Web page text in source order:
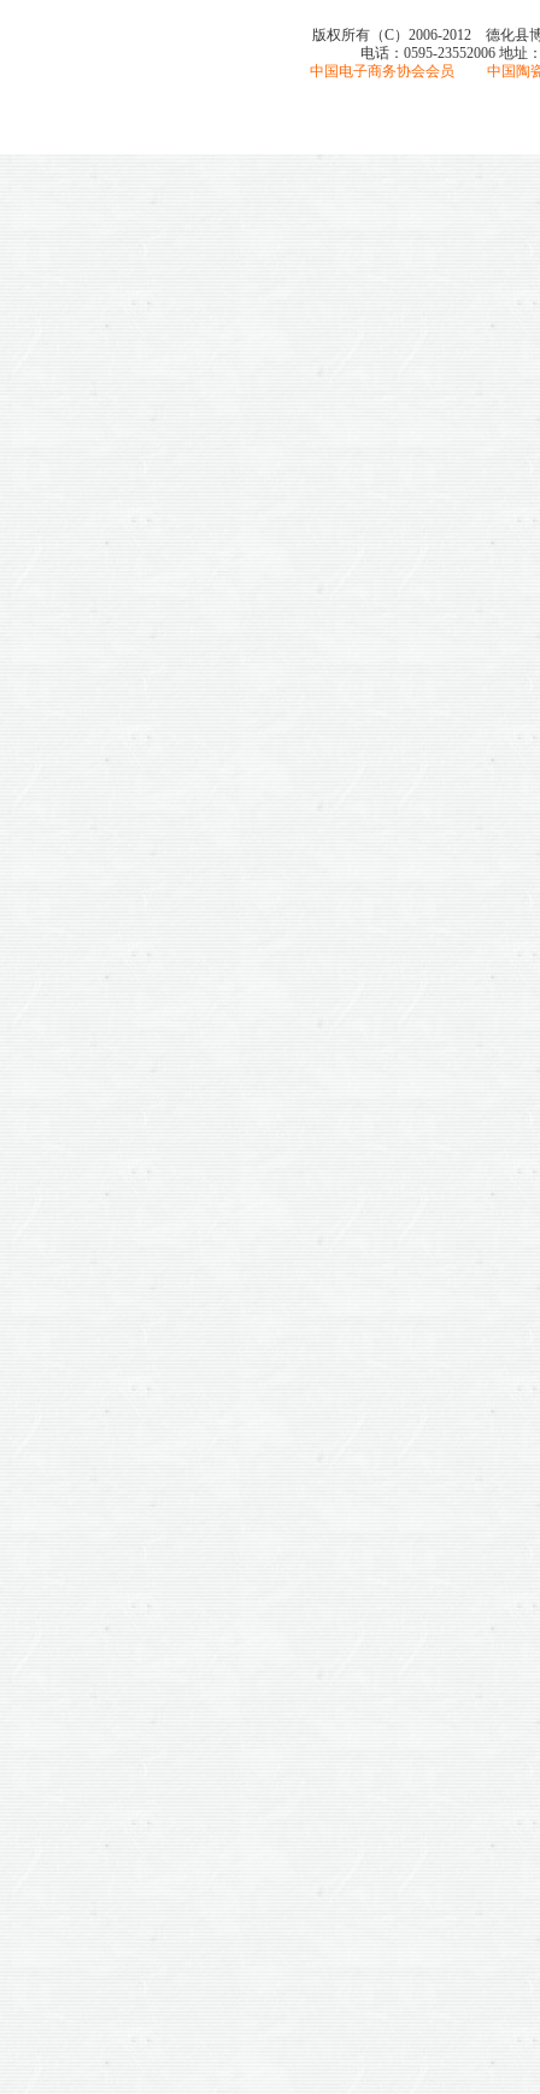
版权所有（C）2006-2012 德化县
电话：0595-23552006 地址
中国电子商务协会会员 中国陶